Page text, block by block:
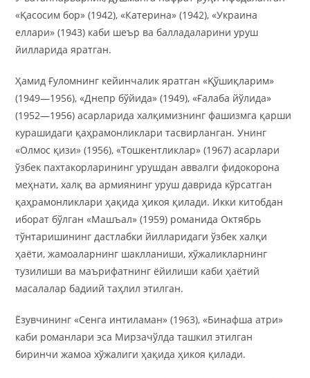
«Қасосим бор» (1942), «Катерина» (1942), «Украина
еллари» (1943) каби шеър ва балладаларини уруш
йилларида яратган.
Ҳамид Ғуломнинг кейинчалик яратган «Қўшиқларим»
(1949—1956), «Днепр бўйида» (1949), «Ғалаба йўлида»
(1952—1956) асарларида халқимизнинг фашизмга қарши
курашидаги қаҳрамонликлари тасвирланган. Унинг
«Олмос қизи» (1956), «Тошкентликлар» (1967) асарлари
ўзбек пахтакорларининг урушдан аввалги фидокорона
меҳнати, халқ ва армиянинг уруш даврида кўрсатган
қаҳрамонликлари ҳақида ҳикоя қилади. Икки китобдан
иборат бўлган «Машъал» (1959) романида Октябрь
тўнтаришининг дастлабки йилларидаги ўзбек халқи
ҳаёти, жамоаларнинг шаклланиши, хўжаликларнинг
тузилиши ва маърифатнинг ёйилиши каби ҳаётий
масалалар бадиий таҳлил этилган.
Ёзувчининг «Сенга интиламан» (1963), «Бинафша атри»
каби романлари эса Мирзачўлда ташкил этилган
биринчи жамоа хўжалиги ҳақида ҳикоя қилади.